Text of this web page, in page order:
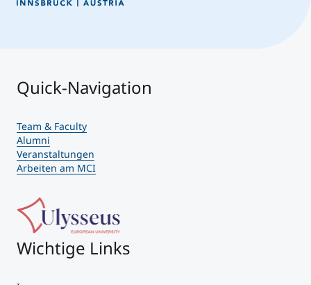
Quick-Navigation
Team & Faculty
Alumni
Veranstaltungen
Arbeiten am MCI
Wichtige Links